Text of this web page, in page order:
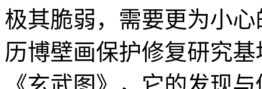
极其脆弱，需要更为小
历博壁画保护修复研究